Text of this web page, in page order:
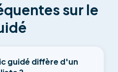
sur le
guidé diffère d'un